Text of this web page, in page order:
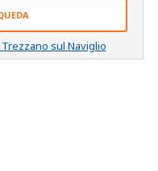
sul Naviglio